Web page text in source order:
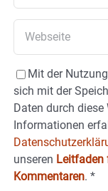
Mit der
sich mit der
Daten durch diese
Informationen
unseren Leitfaden
Kommentaren. *